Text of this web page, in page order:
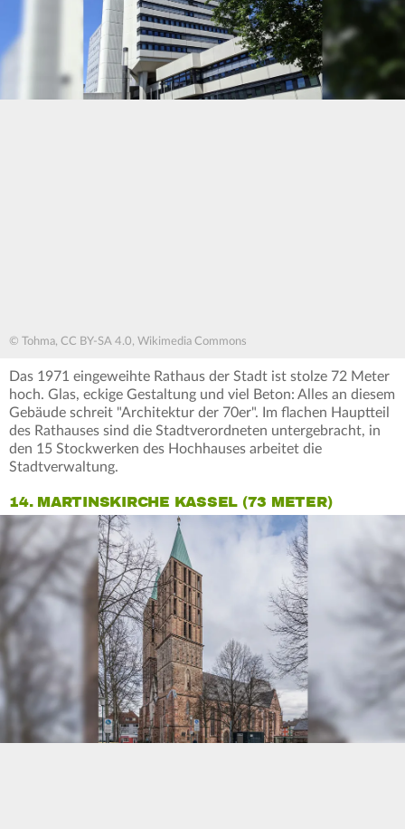
© Tohma, CC BY-SA 4.0, Wikimedia Commons
Das 1971 eingeweihte Rathaus der Stadt ist stolze 72 Meter
hoch. Glas, eckige Gestaltung und viel Beton: Alles an diesem
Gebäude schreit "Architektur der 70er". Im flachen Hauptteil
des Rathauses sind die Stadtverordneten untergebracht, in
den 15 Stockwerken des Hochhauses arbeitet die
Stadtverwaltung.
14. MARTINSKIRCHE KASSEL (73 METER)